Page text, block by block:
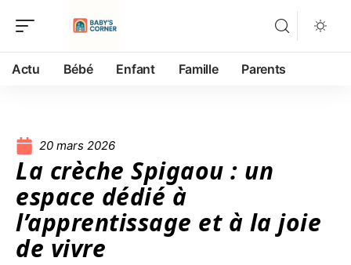
Actu Bébé Enfant Famille Parents
20 mars 2026
La crèche Spigaou : un
espace dédié à
l’apprentissage et à la joie
de vivre